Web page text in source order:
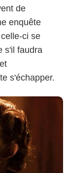
de
enquête
ci se
s'il faudra
s'échapper.